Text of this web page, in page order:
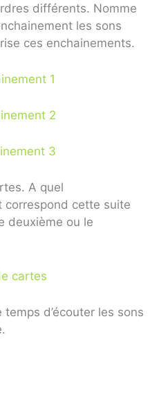
différents. Nomme
les sons
ces enchainements.
1
2
3
A quel
correspond cette suite
deuxième ou le
cartes
d’écouter les sons